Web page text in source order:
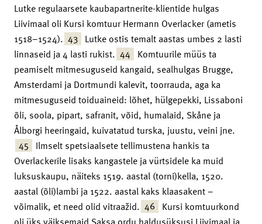
Lutke regulaarsete kaubapartnerite-klientide hulgas
Liivimaal oli Kursi komtuur Hermann Overlacker (ametis
1518–1524). 43 Lutke ostis temalt aastas umbes 2 lasti
linnaseid ja 4 lasti rukist. 44 Komtuurile müüs ta
peamiselt mitmesuguseid kangaid, sealhulgas Brugge,
Amsterdami ja Dortmundi kalevit, toorrauda, aga ka
mitmesuguseid toiduaineid: lõhet, hülgepekki, Lissaboni
õli, soola, pipart, safranit, võid, humalaid, Skåne ja
Ålborgi heeringaid, kuivatatud turska, juustu, veini jne.
45 Ilmselt spetsiaalsete tellimustena hankis ta
Overlackerile lisaks kangastele ja vürtsidele ka muid
luksuskaupu, näiteks 1519. aastal (torni)kella, 1520.
aastal (õli)lambi ja 1522. aastal kaks klaasakent –
võimalik, et need olid vitraažid. 46 Kursi komtuurkond